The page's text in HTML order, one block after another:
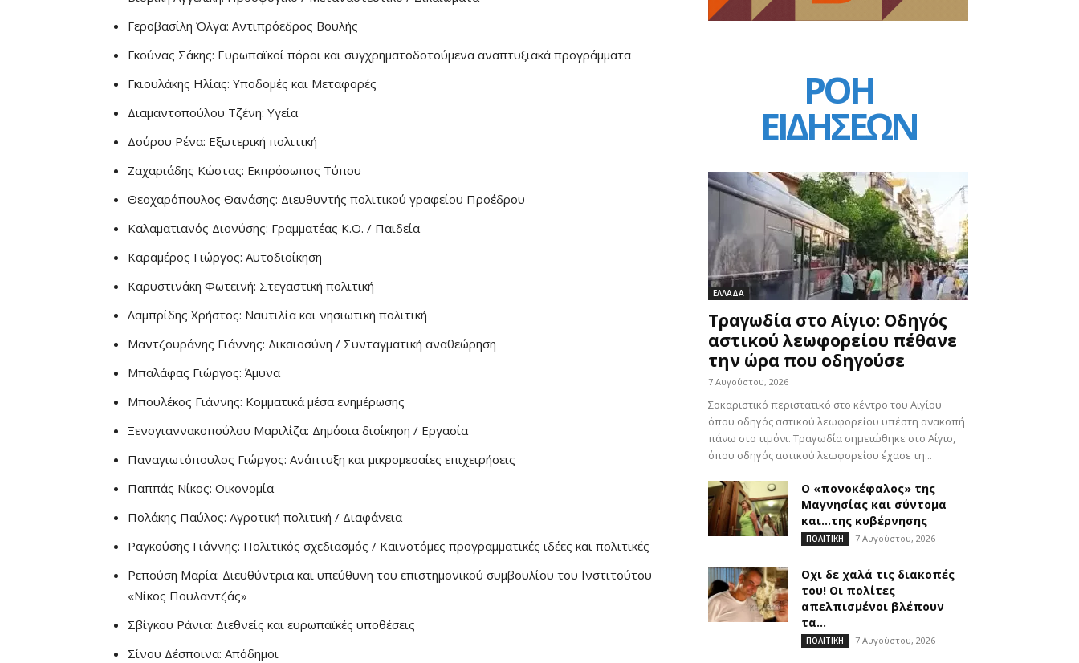
Γεροβασίλη Όλγα: Αντιπρόεδρος Βουλής
Γκούνας Σάκης: Ευρωπαϊκοί πόροι και συγχρηματοδοτούμενα αναπτυξιακά προγράμματα
Γκιουλάκης Ηλίας: Υποδομές και Μεταφορές
Διαμαντοπούλου Τζένη: Υγεία
Δούρου Ρένα: Εξωτερική πολιτική
Ζαχαριάδης Κώστας: Εκπρόσωπος Τύπου
Θεοχαρόπουλος Θανάσης: Διευθυντής πολιτικού γραφείου Προέδρου
Καλαματιανός Διονύσης: Γραμματέας Κ.Ο. / Παιδεία
Καραμέρος Γιώργος: Αυτοδιοίκηση
Καρυστινάκη Φωτεινή: Στεγαστική πολιτική
Λαμπρίδης Χρήστος: Ναυτιλία και νησιωτική πολιτική
Μαντζουράνης Γιάννης: Δικαιοσύνη / Συνταγματική αναθεώρηση
Μπαλάφας Γιώργος: Άμυνα
Μπουλέκος Γιάννης: Κομματικά μέσα ενημέρωσης
Ξενογιαννακοπούλου Μαριλίζα: Δημόσια διοίκηση / Εργασία
Παναγιωτόπουλος Γιώργος: Ανάπτυξη και μικρομεσαίες επιχειρήσεις
Παππάς Νίκος: Οικονομία
Πολάκης Παύλος: Αγροτική πολιτική / Διαφάνεια
Ραγκούσης Γιάννης: Πολιτικός σχεδιασμός / Καινοτόμες προγραμματικές ιδέες και πολιτικές
Ρεπούση Μαρία: Διευθύντρια και υπεύθυνη του επιστημονικού συμβουλίου του Ινστιτούτου
«Νίκος Πουλαντζάς»
Σβίγκου Ράνια: Διεθνείς και ευρωπαϊκές υποθέσεις
Σίνου Δέσποινα: Απόδημοι
ΡΟΗ
ΕΙΔΗΣΕΩΝ
ΕΛΛΑΔΑ
Τραγωδία στο Αίγιο: Οδηγός
αστικού λεωφορείου πέθανε
την ώρα που οδηγούσε
7 Αυγούστου, 2026
Σοκαριστικό περιστατικό στο κέντρο του Αιγίου
όπου οδηγός αστικού λεωφορείου υπέστη ανακοπή
πάνω στο τιμόνι. Τραγωδία σημειώθηκε στο Αίγιο,
όπου οδηγός αστικού λεωφορείου έχασε τη...
Ο «πονοκέφαλος» της
Μαγνησίας και σύντομα
και…της κυβέρνησης
ΠΟΛΙΤΙΚΗ 7 Αυγούστου, 2026
Οχι δε χαλά τις διακοπές
του! Οι πολίτες
απελπισμένοι βλέπουν
τα...
ΠΟΛΙΤΙΚΗ 7 Αυγούστου, 2026